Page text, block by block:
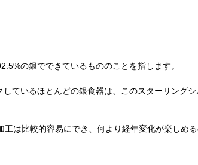
の銀でできているもののことを指します。
ているほとんどの銀食器は、このスターリングシ
は比較的容易にでき、何より経年変化が楽しめ